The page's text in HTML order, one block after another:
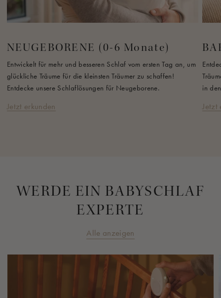
NEUGEBORENE (0-6 Monate)
Entwickelt für mehr und besseren Schlaf vom ersten Tag an, um
glückliche Träume für die kleinsten Träumer zu schaffen!
Entdecke unsere Schlaflösungen für Neugeborene.
Jetzt erkunden
in
Jetzt
WERDE EIN BABYSCHLAF
EXPERTE
Alle anzeigen